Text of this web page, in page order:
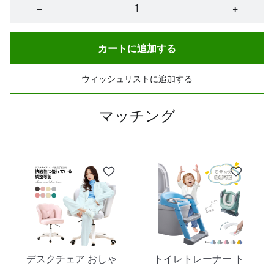
− +
カートに追加する
ウィッシュリストに追加する
マッチング
デスクチェア おしゃ
トイレトレーナー ト